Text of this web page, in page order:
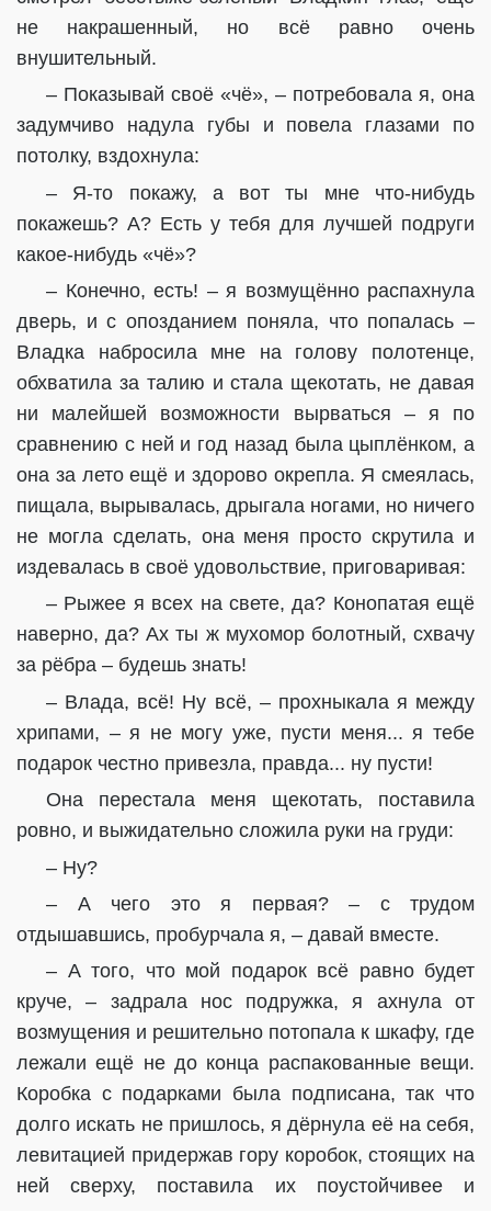
не накрашенный, но всё равно очень
внушительный.
– Показывай своё «чё», – потребовала я, она
задумчиво надула губы и повела глазами по
потолку, вздохнула:
– Я-то покажу, а вот ты мне что-нибудь
покажешь? А? Есть у тебя для лучшей подруги
какое-нибудь «чё»?
– Конечно, есть! – я возмущённо распахнула
дверь, и с опозданием поняла, что попалась –
Владка набросила мне на голову полотенце,
обхватила за талию и стала щекотать, не давая
ни малейшей возможности вырваться – я по
сравнению с ней и год назад была цыплёнком, а
она за лето ещё и здорово окрепла. Я смеялась,
пищала, вырывалась, дрыгала ногами, но ничего
не могла сделать, она меня просто скрутила и
издевалась в своё удовольствие, приговаривая:
– Рыжее я всех на свете, да? Конопатая ещё
наверно, да? Ах ты ж мухомор болотный, схвачу
за рёбра – будешь знать!
– Влада, всё! Ну всё, – прохныкала я между
хрипами, – я не могу уже, пусти меня... я тебе
подарок честно привезла, правда... ну пусти!
Она перестала меня щекотать, поставила
ровно, и выжидательно сложила руки на груди:
– Ну?
– А чего это я первая? – с трудом
отдышавшись, пробурчала я, – давай вместе.
– А того, что мой подарок всё равно будет
круче, – задрала нос подружка, я ахнула от
возмущения и решительно потопала к шкафу, где
лежали ещё не до конца распакованные вещи.
Коробка с подарками была подписана, так что
долго искать не пришлось, я дёрнула её на себя,
левитацией придержав гору коробок, стоящих на
ней сверху, поставила их поустойчивее и